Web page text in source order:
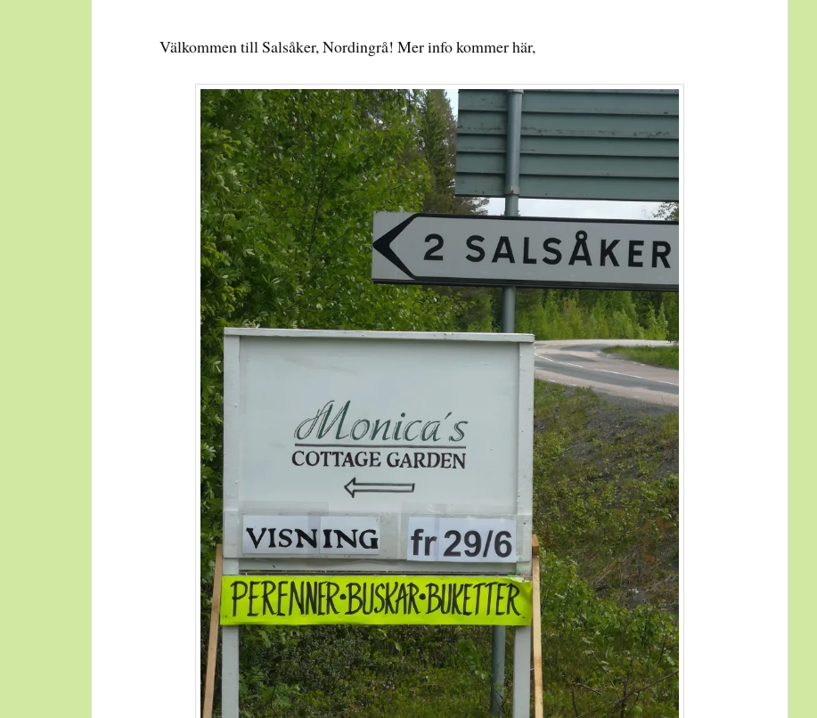
Välkommen till Salsåker, Nordingrå! Mer info kommer här,